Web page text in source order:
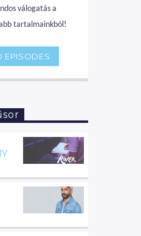
válogatás a
tartalmainkból!
EPISODES